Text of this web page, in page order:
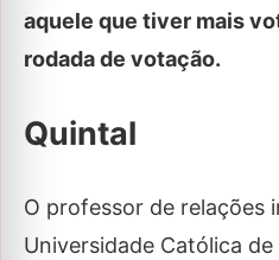
aquele que tiver mais
rodada de votação.
Quintal
O professor de relações
Universidade Católica